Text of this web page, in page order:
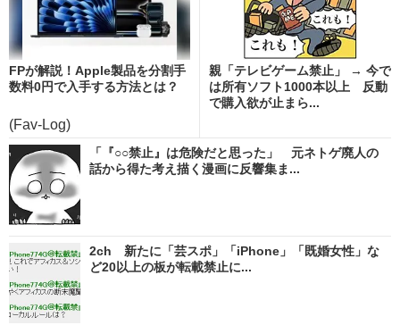
FPが解説！Apple製品を分割手
数料0円で入手する方法とは？
(Fav-Log)
親「テレビゲーム禁止」 → 今で
は所有ソフト1000本以上 反動
で購入欲が止まら...
「『○○禁止』は危険だと思った」 元ネトゲ廃人の
話から得た考え描く漫画に反響集ま...
2ch 新たに「芸スポ」「iPhone」「既婚女性」な
ど20以上の板が転載禁止に...